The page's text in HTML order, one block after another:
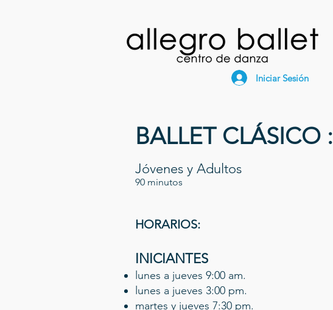
Iniciar Sesión
BALLET CLÁSICO :
Jóvenes y Adultos
90 minutos
HORARIOS:
INICIANTES
lunes a jueves 9:00 am.
lunes a jueves 3:00 pm.
martes y jueves 7:30 pm.